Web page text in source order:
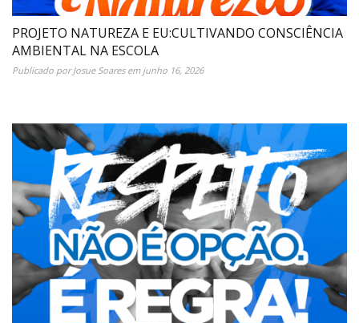
PROJETO NATUREZA E EU:CULTIVANDO CONSCIÊNCIA
AMBIENTAL NA ESCOLA
Publicado porJosue Soaresem junho 16, 2026